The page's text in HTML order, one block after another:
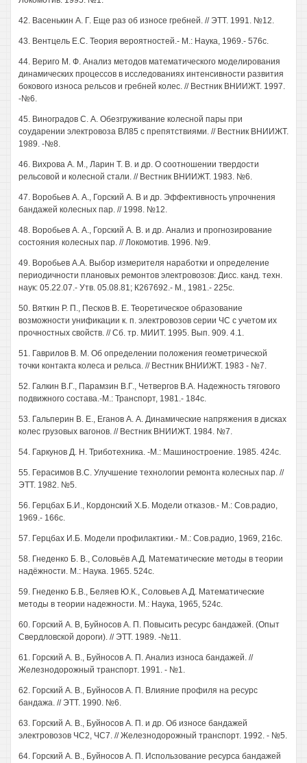
42. Васенькин А. Г. Еще раз об износе гребней. // ЭТТ. 1991. №12.
43. Вентцель Е.С. Теория вероятностей.- М.: Наука, 1969.- 576с.
44. Вериго М. Ф. Анализ методов математического моделирования
динамических процессов в исследованиях интенсивности развития
бокового износа рельсов и гребней колес. // Вестник ВНИИЖТ. 1997.
-№6.
45. Виноградов С. А. Обезгруживание колесной пары при
соударении электровоза ВЛ85 с препятствиями. // Вестник ВНИИЖТ.
1989. -№8.
46. Вихрова А. М., Ларин Т. В. и др. О соотношении твердости
рельсовой и колесной стали. // Вестник ВНИИЖТ. 1983. №6.
47. Воробьев А. А., Горский А. В и др. Эффективность упрочнения
бандажей колесных пар. // 1998. №12.
48. Воробьев А. А., Горский А. В. и др. Анализ и прогнозирование
состояния колесных пар. // Локомотив. 1996. №9.
49. Воробьев А.А. Выбор измерителя наработки и определение
периодичности плановых ремонтов электровозов: Дисс. канд. техн.
наук: 05.22.07.- Утв. 05.08.81; К267692.- М., 1981.- 225с.
50. Вяткин Р. П., Песков В. Е. Теоретическое образование
возможности унификации к. п. электровозов серии ЧС с учетом их
прочностных свойств. // Сб. тр. МИИТ. 1995. Вып. 909. 4.1.
51. Гаврилов В. М. Об определении положения геометрической
точки контакта колеса и рельса. // Вестник ВНИИЖТ. 1983 - №7.
52. Галкин В.Г., Парамзин В.Г., Четвергов В.А. Надежность тягового
подвижного состава.-М.: Транспорт, 1981.- 184с.
53. Гальперин В. Е., Еганов А. А. Динамические напряжения в дисках
колес грузовых вагонов. // Вестник ВНИИЖТ. 1984. №7.
54. Гаркунов Д. Н. Триботехника. -М.: Машиностроение. 1985. 424с.
55. Герасимов B.C. Улучшение технологии ремонта колесных пар. //
ЭТТ. 1982. №5.
56. Герцбах Б.И., Кордонский Х.Б. Модели отказов.- М.: Сов.радио,
1969.- 166с.
57. Герцбах И.Б. Модели профилактики.- М.: Сов.радио, 1969, 216с.
58. Гнеденко Б. В., Соловьёв А.Д. Математические методы в теории
надёжности. М.: Наука. 1965. 524с.
59. Гнеденко Б.В., Беляев Ю.К., Соловьев А.Д. Математические
методы в теории надежности. М.: Наука, 1965, 524с.
60. Горский А. В, Буйносов А. П. Повысить ресурс бандажей. (Опыт
Свердловской дороги). // ЭТТ. 1989. -№11.
61. Горский А. В., Буйносов А. П. Анализ износа бандажей. //
Железнодорожный транспорт. 1991. - №1.
62. Горский А. В., Буйносов А. П. Влияние профиля на ресурс
бандажа. // ЭТТ. 1990. №6.
63. Горский А. В., Буйносов А. П. и др. Об износе бандажей
электровозов ЧС2, ЧС7. // Железнодорожный транспорт. 1992. - №5.
64. Горский А. В., Буйносов А. П. Использование ресурса бандажей